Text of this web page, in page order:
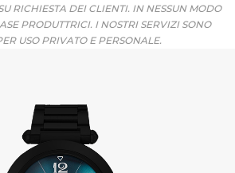
RICHIESTA DEI CLIENTI. IN NESSUN MODO
PRODUTTRICI. I NOSTRI SERVIZI SONO
USO PRIVATO E PERSONALE.